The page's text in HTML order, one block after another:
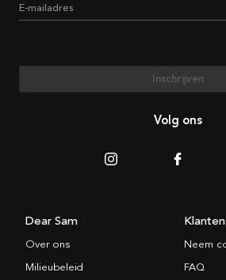
E-mailadres
Inschrijven
Volg ons
Dear Sam
Over ons
Milieubeleid
Neem
FAQ